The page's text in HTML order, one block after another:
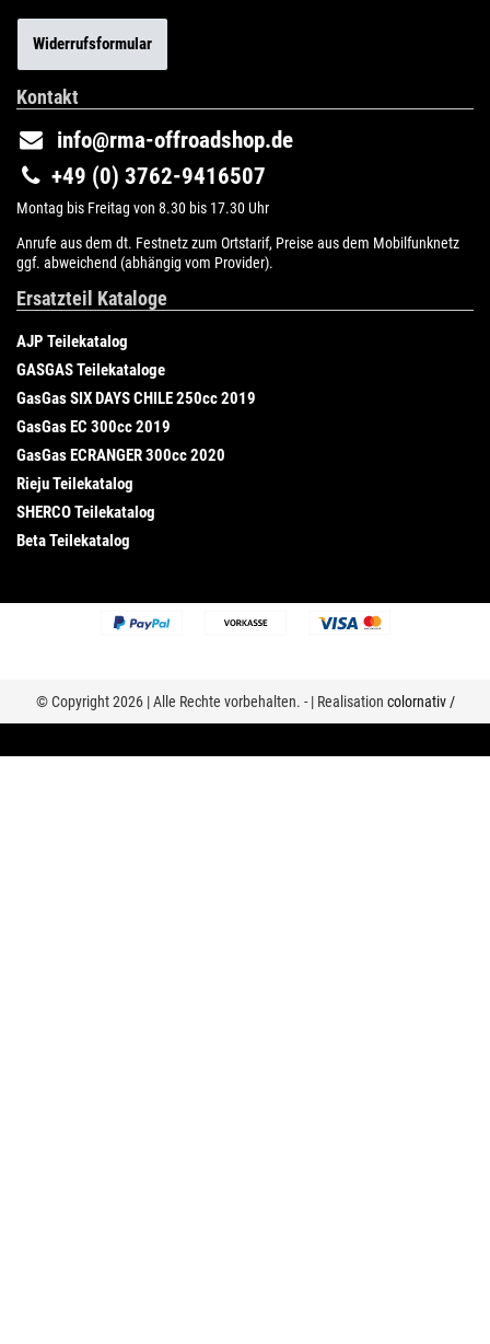
Widerrufsformular
Kontakt
info@rma-offroadshop.de
+49 (0) 3762-9416507
Montag bis Freitag von 8.30 bis 17.30 Uhr
Anrufe aus dem dt. Festnetz zum Ortstarif, Preise aus dem Mobilfunknetz
ggf. abweichend (abhängig vom Provider).
Ersatzteil Kataloge
AJP Teilekatalog
GASGAS Teilekataloge
GasGas SIX DAYS CHILE 250cc 2019
GasGas EC 300cc 2019
GasGas ECRANGER 300cc 2020
Rieju Teilekatalog
SHERCO Teilekatalog
Beta Teilekatalog
© Copyright 2026 | Alle Rechte vorbehalten. - | Realisation colornativ /